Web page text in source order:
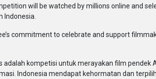
will be watched by millions online and
Indonesia.
commitment to celebrate and support
adalah kompetisi untuk merayakan film pendek
Indonesia mendapat kehormatan dan